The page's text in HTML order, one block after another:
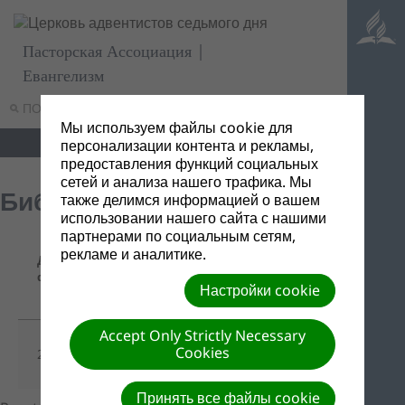
ПОИСК
Пасторская Ассоциация |
Евангелизм
Библейские открытия
Дата
файла
Название/
Ссылка
скачивания
21/02/2019
Библейские
открытия
Мы используем файлы cookie для
персонализации контента и рекламы,
предоставления функций социальных
сетей и анализа нашего трафика. Мы
также делимся информацией о вашем
использовании нашего сайта с нашими
партнерами по социальным сетям,
рекламе и аналитике.
Настройки cookie
Accept Only Strictly Necessary
Cookies
Принять все файлы cookie